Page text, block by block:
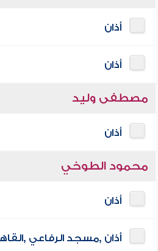
أذان
أذان
مصطفى وليد
أذان
محمود الطوخي
أذان
أذان ,مسجد الرفاعي